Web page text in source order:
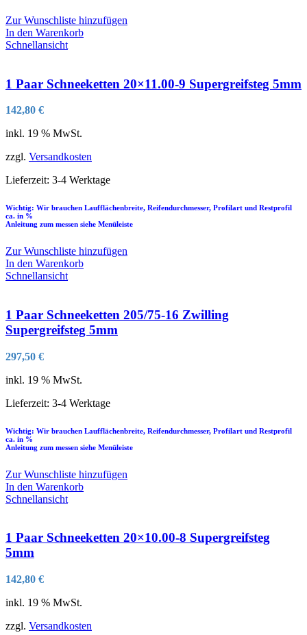
Zur Wunschliste hinzufügen
In den Warenkorb
Schnellansicht
1 Paar Schneeketten 20×11.00-9 Supergreifsteg 5mm
142,80 €
inkl. 19 % MwSt.
zzgl. Versandkosten
Lieferzeit: 3-4 Werktage
Wichtig: Wir brauchen Laufflächenbreite, Reifendurchmesser, Profilart und Restprofil
ca. in %
Anleitung zum messen siehe Menüleiste
Zur Wunschliste hinzufügen
In den Warenkorb
Schnellansicht
1 Paar Schneeketten 205/75-16 Zwilling
Supergreifsteg 5mm
297,50 €
inkl. 19 % MwSt.
Lieferzeit: 3-4 Werktage
Wichtig: Wir brauchen Laufflächenbreite, Reifendurchmesser, Profilart und Restprofil
ca. in %
Anleitung zum messen siehe Menüleiste
Zur Wunschliste hinzufügen
In den Warenkorb
Schnellansicht
1 Paar Schneeketten 20×10.00-8 Supergreifsteg
5mm
142,80 €
inkl. 19 % MwSt.
zzgl. Versandkosten